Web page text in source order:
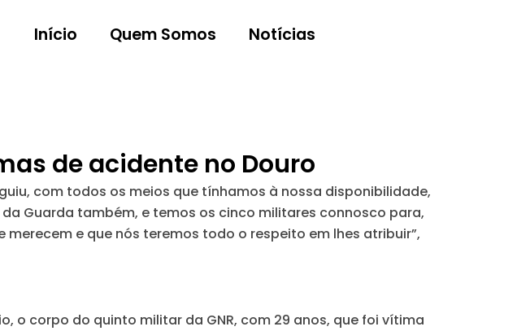
Início Quem Somos Notícias
de acidente no Douro
com todos os meios que tínhamos à nossa disponibilidade,
Guarda também, e temos os cinco militares connosco para,
e que nós teremos todo o respeito em lhes atribuir”,
o corpo do quinto militar da GNR, com 29 anos, que foi vítima